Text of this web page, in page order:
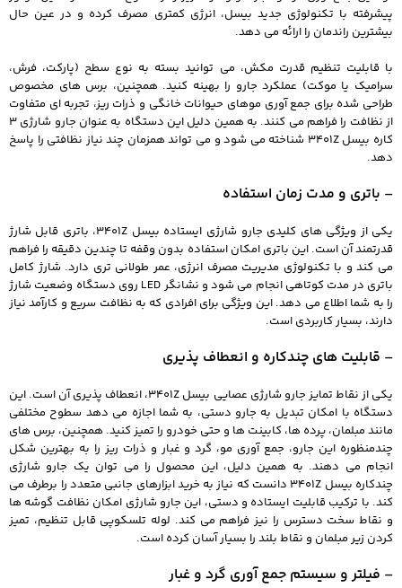
پیشرفته با تکنولوژی جدید بیسل، انرژی کمتری مصرف کرده و در عین حال
بیشترین راندمان را ارائه می دهد.
با قابلیت تنظیم قدرت مکش، می توانید بسته به نوع سطح (پارکت، فرش،
سرامیک یا موکت) عملکرد جارو را بهینه کنید. همچنین، برس های مخصوص
طراحی شده برای جمع آوری موهای حیوانات خانگی و ذرات ریز، تجربه ای متفاوت
از نظافت را فراهم می کنند. به همین دلیل این دستگاه به عنوان جارو شارژی 3
کاره بیسل 3401Z شناخته می شود و می تواند همزمان چند نیاز نظافتی را پاسخ
دهد.
– باتری و مدت زمان استفاده
یکی از ویژگی های کلیدی جارو شارژی ایستاده بیسل 3401Z، باتری قابل شارژ
قدرتمند آن است. این باتری امکان استفاده بدون وقفه تا چندین دقیقه را فراهم
می کند و با تکنولوژی مدیریت مصرف انرژی، عمر طولانی تری دارد. شارژ کامل
باتری در مدت کوتاهی انجام می شود و نشانگر LED روی دستگاه وضعیت شارژ
را به شما اطلاع می دهد. این ویژگی برای افرادی که به نظافت سریع و کارآمد نیاز
دارند، بسیار کاربردی است.
– قابلیت های چندکاره و انعطاف پذیری
یکی از نقاط تمایز جارو شارژی عصایی بیسل 3401Z، انعطاف پذیری آن است. این
دستگاه با امکان تبدیل به جارو دستی، به شما اجازه می دهد سطوح مختلفی
مانند مبلمان، پرده ها، کابینت ها و حتی خودرو را تمیز کنید. همچنین، برس های
چندمنظوره این جارو، جمع آوری مو، گرد و غبار و ذرات ریز را به بهترین شکل
انجام می دهند. به همین دلیل، این محصول را می توان یک جارو شارژی
چندکاره بیسل 3401Z دانست که نیاز به خرید ابزارهای جانبی متعدد را برطرف می
کند. با ترکیب قابلیت ایستاده و دستی، این جارو شارژی امکان نظافت گوشه ها
و نقاط سخت دسترس را نیز فراهم می کند. لوله تلسکوپی قابل تنظیم، تمیز
کردن زیر مبلمان و نقاط بلند را بسیار آسان کرده است.
– فیلتر و سیستم جمع آوری گرد و غبار